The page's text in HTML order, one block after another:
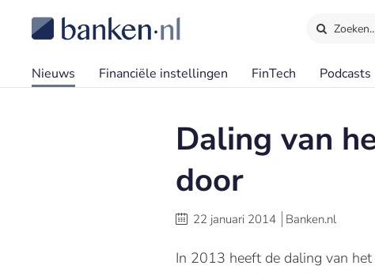
Nieuws Financiële instellingen FinTech Podcasts
Daling van
door
22 januari 2014 Banken.nl
In 2013 heeft de daling van